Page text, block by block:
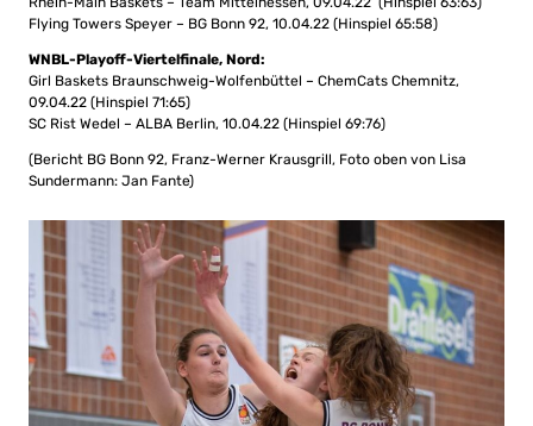
Flying Towers Speyer – BG Bonn 92, 10.04.22 (Hinspiel 65:58)
WNBL-Playoff-Viertelfinale, Nord:
Girl Baskets Braunschweig-Wolfenbüttel – ChemCats Chemnitz,
09.04.22 (Hinspiel 71:65)
SC Rist Wedel – ALBA Berlin, 10.04.22 (Hinspiel 69:76)
(Bericht BG Bonn 92, Franz-Werner Krausgrill, Foto oben von Lisa
Sundermann: Jan Fante)